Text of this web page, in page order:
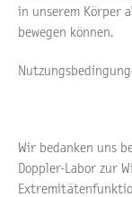
in unserem Körper
bewegen können.
Wir bedanken uns
Doppler-Labor zur